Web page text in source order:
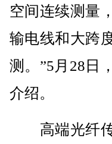
空间连续测量
输电线和大跨
测。”5月28日
介绍。
高端光纤传